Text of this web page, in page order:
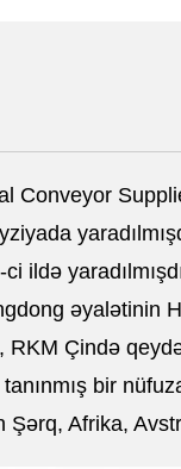
Conveyor
ci ildə
əyalətinin
RKM Çində
bir
Şərq, Afrika,